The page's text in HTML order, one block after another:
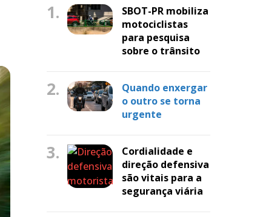
1.
SBOT-PR mobiliza
motociclistas
para pesquisa
sobre o trânsito
2.
Quando enxergar
o outro se torna
urgente
3.
Cordialidade e
direção defensiva
são vitais para a
segurança viária